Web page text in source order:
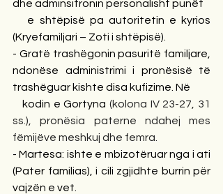
dhe adminsitronin personalisht punët
e shtëpisë pa autoritetin e kyrios
(Kryefamiljari – Zoti i shtëpisë).
- Gratë trashëgonin pasuritë familjare,
ndonëse administrimi i pronësisë të
trashëguar kishte disa kufizime. Në
kodin e Gortyna (kolona IV 23-27, 31
ss.), pronësia paterne ndahej mes
fëmijëve meshkuj dhe femra.
- Martesa: ishte e mbizotëruar nga i ati
(Pater familias), i cili zgjidhte burrin për
vajzën e vet.